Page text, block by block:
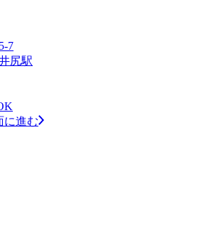
7
尻駅
に進む